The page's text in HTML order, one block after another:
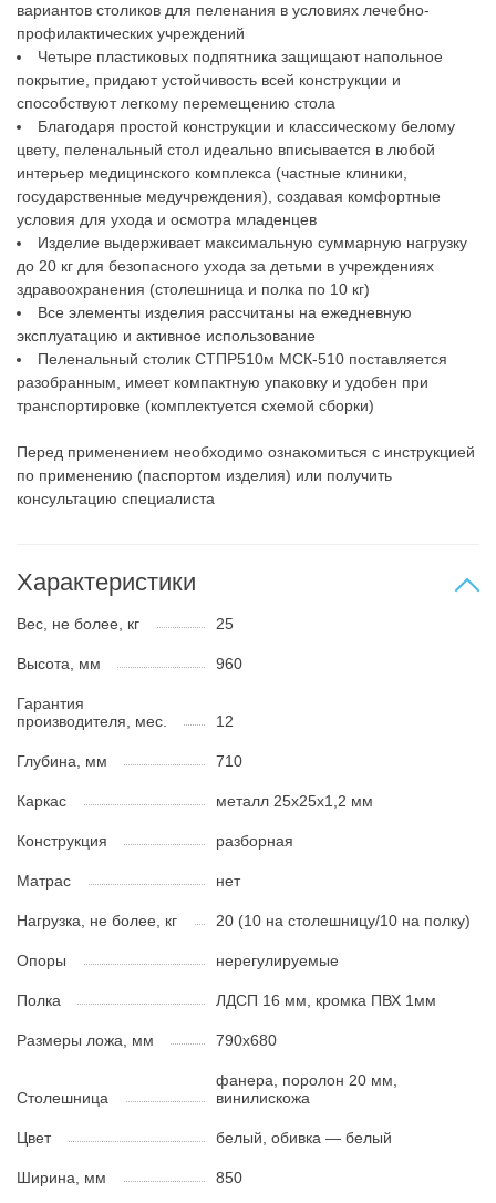
вариантов столиков для пеленания в условиях лечебно-
профилактических учреждений
Четыре пластиковых подпятника защищают напольное
покрытие, придают устойчивость всей конструкции и
способствуют легкому перемещению стола
Благодаря простой конструкции и классическому белому
цвету, пеленальный стол идеально вписывается в любой
интерьер медицинского комплекса (частные клиники,
государственные медучреждения), создавая комфортные
условия для ухода и осмотра младенцев
Изделие выдерживает максимальную суммарную нагрузку
до 20 кг для безопасного ухода за детьми в учреждениях
здравоохранения (столешница и полка по 10 кг)
Все элементы изделия рассчитаны на ежедневную
эксплуатацию и активное использование
Пеленальный столик СТПР510м МСК-510 поставляется
разобранным, имеет компактную упаковку и удобен при
транспортировке (комплектуется схемой сборки)
Перед применением необходимо ознакомиться с инструкцией
по применению (паспортом изделия) или получить
консультацию специалиста
Характеристики
Вес, не более, кг 25
Высота, мм 960
Гарантия
производителя, мес.
12
Глубина, мм 710
Каркас металл 25х25х1,2 мм
Конструкция разборная
Матрас нет
Нагрузка, не более, кг 20 (10 на столешницу/10 на полку)
Опоры нерегулируемые
Полка ЛДСП 16 мм, кромка ПВХ 1мм
Размеры ложа, мм 790х680
Столешница
фанера, поролон 20 мм,
винилискожа
Цвет белый, обивка — белый
Ширина, мм 850